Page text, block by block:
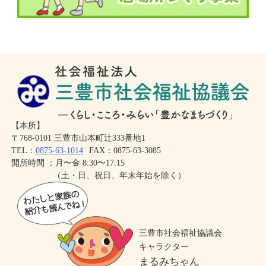
【本所】
〒768-0101 三豊市山本町辻󠄀333番地1
TEL：0875-63-1014
FAX：0875-63-3085
開所時間 ：月〜金 8:30〜17:15
（土・日、祝日、年末年始を除く）
三豊市社会福祉協議会
キャラクター
まるみちゃん